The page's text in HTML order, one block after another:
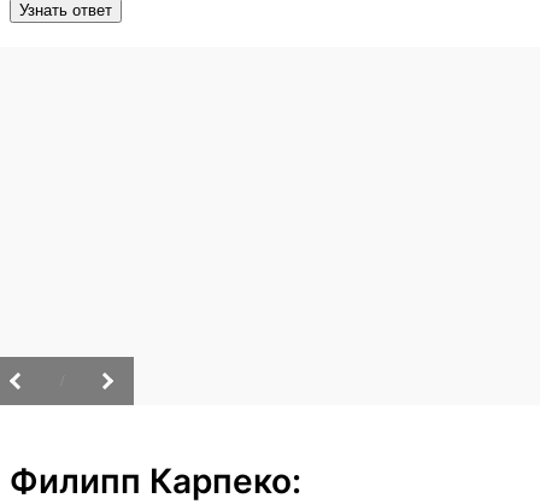
Узнать ответ
Филипп Карпеко: